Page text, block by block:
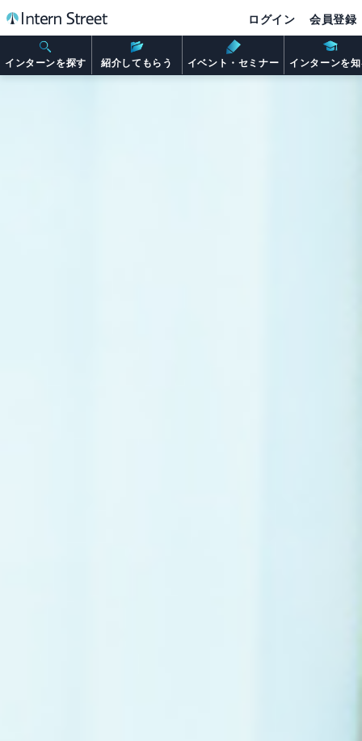
インターンを探す 紹介してもらう イベント・セミナー インターンを
ログイン 会員登録